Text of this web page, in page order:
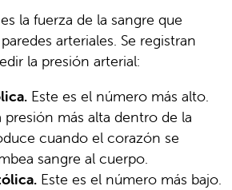
la fuerza de la sangre que
arteriales. Se registran
la presión arterial:
Este es el número más alto.
presión más alta dentro de la
cuando el corazón se
sangre al cuerpo.
Este es el número más bajo.